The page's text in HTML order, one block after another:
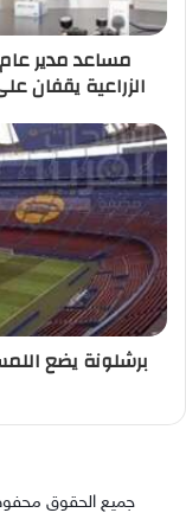
مساعد مدير عام
الزراعية يقفان
برشلونة يضع
جميع الحقوق